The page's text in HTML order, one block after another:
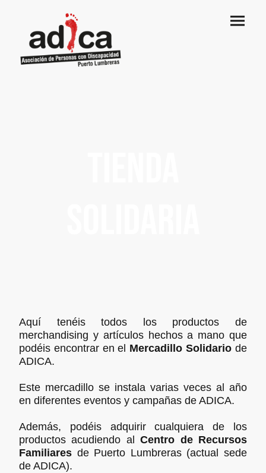
Aquí tenéis todos los productos de
merchandising y artículos hechos a mano que
podéis encontrar en el Mercadillo Solidario de
ADICA.
Este mercadillo se instala varias veces al año
en diferentes eventos y campañas de ADICA.
Además, podéis adquirir cualquiera de los
productos acudiendo alCentro de Recursos
Familiares de Puerto Lumbreras (actual sede
de ADICA).